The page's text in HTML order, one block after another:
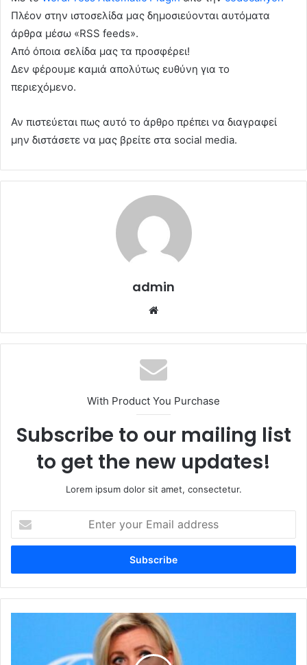
Πλέον στην ιστοσελίδα μας δημοσιεύονται αυτόματα
άρθρα μέσω «RSS feeds».
Από όποια σελίδα μας τα προσφέρει!
Δεν φέρουμε καμιά απολύτως ευθύνη για το
περιεχόμενο.
Αν πιστεύεται πως αυτό το άρθρο πρέπει να διαγραφεί
μην διστάσετε να μας βρείτε στα social media.
admin
With Product You Purchase
Subscribe to our mailing list
to get the new updates!
Lorem ipsum dolor sit amet, consectetur.
your
Email